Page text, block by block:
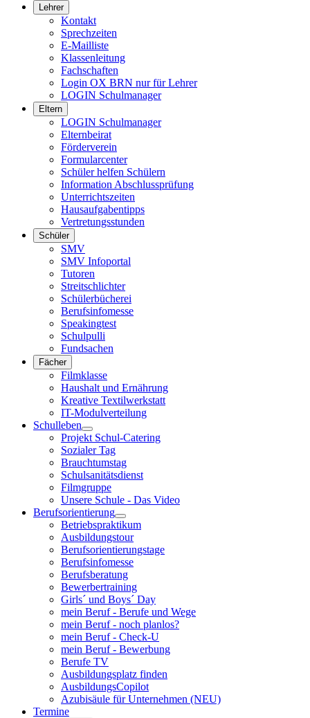
Lehrer
Kontakt
Sprechzeiten
E-Mailliste
Klassenleitung
Fachschaften
Login OX BRN nur für Lehrer
LOGIN Schulmanager
Eltern
LOGIN Schulmanager
Elternbeirat
Förderverein
Formularcenter
Schüler helfen Schülern
Information Abschlussprüfung
Unterrichtszeiten
Hausaufgabentipps
Vertretungsstunden
Schüler
SMV
SMV Infoportal
Tutoren
Streitschlichter
Schülerbücherei
Berufsinfomesse
Speakingtest
Schulpulli
Fundsachen
Fächer
Filmklasse
Haushalt und Ernährung
Kreative Textilwerkstatt
IT-Modulverteilung
Schulleben
Projekt Schul-Catering
Sozialer Tag
Brauchtumstag
Schulsanitätsdienst
Filmgruppe
Unsere Schule - Das Video
Berufsorientierung
Betriebspraktikum
Ausbildungstour
Berufsorientierungstage
Berufsinfomesse
Berufsberatung
Bewerbertraining
Girls´ und Boys´ Day
mein Beruf - Berufe und Wege
mein Beruf - noch planlos?
mein Beruf - Check-U
mein Beruf - Bewerbung
Berufe TV
Ausbildungsplatz finden
AusbildungsCopilot
Azubisäule für Unternehmen (NEU)
Termine